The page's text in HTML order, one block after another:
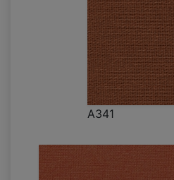
A341